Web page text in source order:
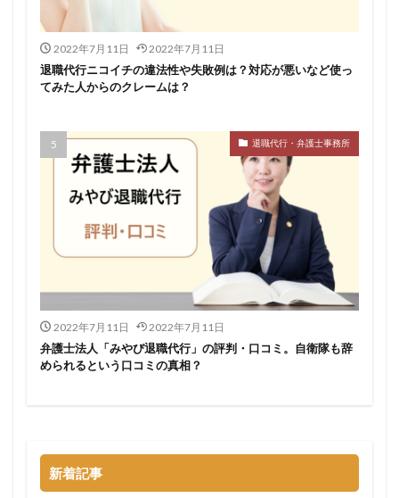
2022年7月11日 2022年7月11日
退職代行ニコイチの違法性や失敗例は？対応が悪いなど使っ
てみた人からのクレームは？
退職代行・弁護士事務所
2022年7月11日 2022年7月11日
弁護士法人「みやび退職代行」の評判・口コミ。自衛隊も辞
められるという口コミの真相？
新着記事
ミラクス介護
メガベンチャー
やばい
やばい会社
ランキング
顔を見るのも嫌